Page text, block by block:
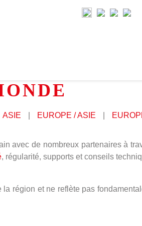
ASIE EUROPE / ASIE
avec de nombreux partenaires à
, régularité, supports et conseils
région et ne reflète pas